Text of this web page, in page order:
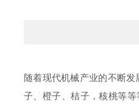
随着现代机械产业的不断
子、橙子、桔子，核桃等